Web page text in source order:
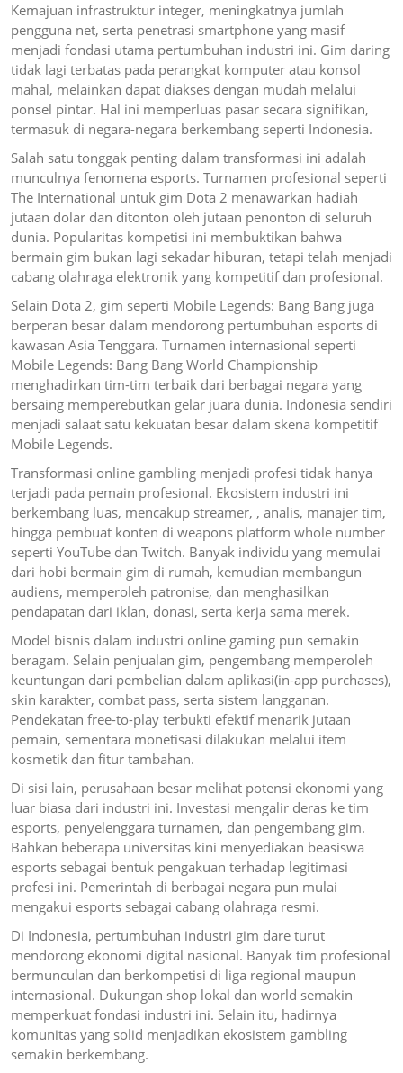
Kemajuan infrastruktur integer, meningkatnya jumlah
pengguna net, serta penetrasi smartphone yang masif
menjadi fondasi utama pertumbuhan industri ini. Gim daring
tidak lagi terbatas pada perangkat komputer atau konsol
mahal, melainkan dapat diakses dengan mudah melalui
ponsel pintar. Hal ini memperluas pasar secara signifikan,
termasuk di negara-negara berkembang seperti Indonesia.
Salah satu tonggak penting dalam transformasi ini adalah
munculnya fenomena esports. Turnamen profesional seperti
The International untuk gim Dota 2 menawarkan hadiah
jutaan dolar dan ditonton oleh jutaan penonton di seluruh
dunia. Popularitas kompetisi ini membuktikan bahwa
bermain gim bukan lagi sekadar hiburan, tetapi telah menjadi
cabang olahraga elektronik yang kompetitif dan profesional.
Selain Dota 2, gim seperti Mobile Legends: Bang Bang juga
berperan besar dalam mendorong pertumbuhan esports di
kawasan Asia Tenggara. Turnamen internasional seperti
Mobile Legends: Bang Bang World Championship
menghadirkan tim-tim terbaik dari berbagai negara yang
bersaing memperebutkan gelar juara dunia. Indonesia sendiri
menjadi salaat satu kekuatan besar dalam skena kompetitif
Mobile Legends.
Transformasi online gambling menjadi profesi tidak hanya
terjadi pada pemain profesional. Ekosistem industri ini
berkembang luas, mencakup streamer, , analis, manajer tim,
hingga pembuat konten di weapons platform whole number
seperti YouTube dan Twitch. Banyak individu yang memulai
dari hobi bermain gim di rumah, kemudian membangun
audiens, memperoleh patronise, dan menghasilkan
pendapatan dari iklan, donasi, serta kerja sama merek.
Model bisnis dalam industri online gaming pun semakin
beragam. Selain penjualan gim, pengembang memperoleh
keuntungan dari pembelian dalam aplikasi(in-app purchases),
skin karakter, combat pass, serta sistem langganan.
Pendekatan free-to-play terbukti efektif menarik jutaan
pemain, sementara monetisasi dilakukan melalui item
kosmetik dan fitur tambahan.
Di sisi lain, perusahaan besar melihat potensi ekonomi yang
luar biasa dari industri ini. Investasi mengalir deras ke tim
esports, penyelenggara turnamen, dan pengembang gim.
Bahkan beberapa universitas kini menyediakan beasiswa
esports sebagai bentuk pengakuan terhadap legitimasi
profesi ini. Pemerintah di berbagai negara pun mulai
mengakui esports sebagai cabang olahraga resmi.
Di Indonesia, pertumbuhan industri gim dare turut
mendorong ekonomi digital nasional. Banyak tim profesional
bermunculan dan berkompetisi di liga regional maupun
internasional. Dukungan shop lokal dan world semakin
memperkuat fondasi industri ini. Selain itu, hadirnya
komunitas yang solid menjadikan ekosistem gambling
semakin berkembang.